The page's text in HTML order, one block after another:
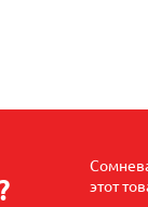
этот